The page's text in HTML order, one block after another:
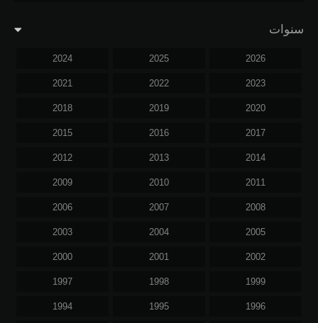
سنوات
2026
2025
2024
2023
2022
2021
2020
2019
2018
2017
2016
2015
2014
2013
2012
2011
2010
2009
2008
2007
2006
2005
2004
2003
2002
2001
2000
1999
1998
1997
1996
1995
1994